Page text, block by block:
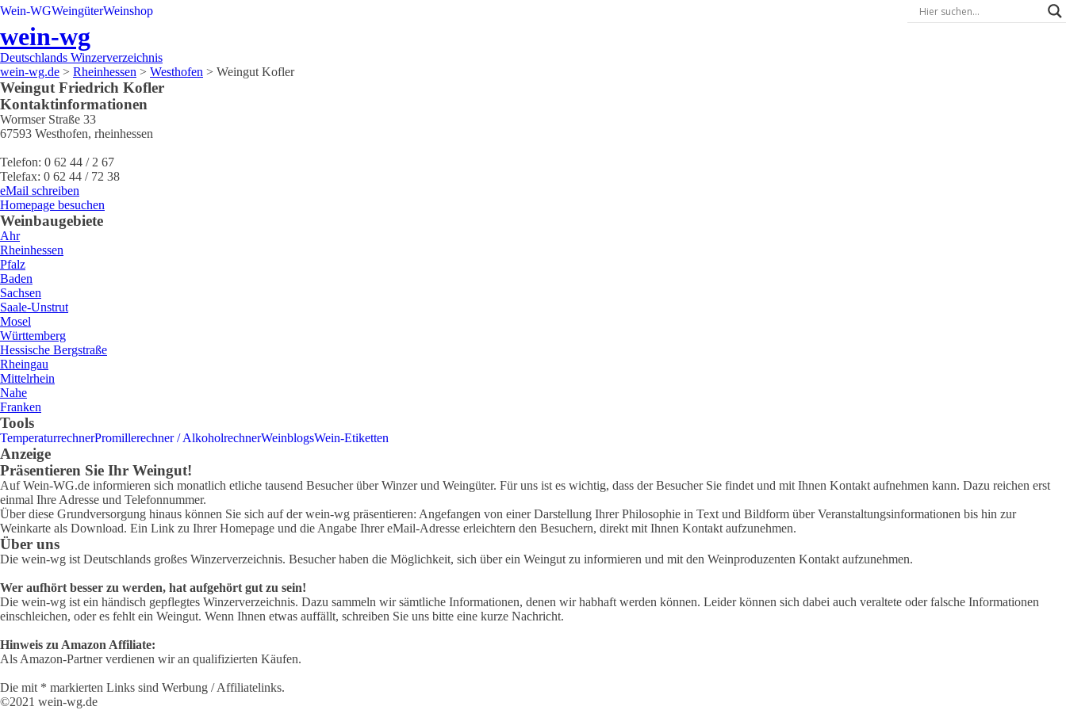
Wein-WGWeingüterWeinshop
wein-wg
Deutschlands Winzerverzeichnis
wein-wg.de > Rheinhessen > Westhofen > Weingut Kofler
Weingut Friedrich Kofler
Kontaktinformationen
Wormser Straße 33
67593 Westhofen, rheinhessen
Telefon: 0 62 44 / 2 67
Telefax: 0 62 44 / 72 38
eMail schreiben
Homepage besuchen
Weinbaugebiete
Ahr
Rheinhessen
Pfalz
Baden
Sachsen
Saale-Unstrut
Mosel
Württemberg
Hessische Bergstraße
Rheingau
Mittelrhein
Nahe
Franken
Tools
TemperaturrechnerPromillerechner / AlkoholrechnerWeinblogsWein-Etiketten
Anzeige
Präsentieren Sie Ihr Weingut!
Auf Wein-WG.de informieren sich monatlich etliche tausend Besucher über Winzer und Weingüter. Für uns ist es wichtig, dass der Besucher Sie findet und mit Ihnen Kontakt aufnehmen kann. Dazu reichen erst
einmal Ihre Adresse und Telefonnummer.
Über diese Grundversorgung hinaus können Sie sich auf der wein-wg präsentieren: Angefangen von einer Darstellung Ihrer Philosophie in Text und Bildform über Veranstaltungsinformationen bis hin zur
Weinkarte als Download. Ein Link zu Ihrer Homepage und die Angabe Ihrer eMail-Adresse erleichtern den Besuchern, direkt mit Ihnen Kontakt aufzunehmen.
Über uns
Die wein-wg ist Deutschlands großes Winzerverzeichnis. Besucher haben die Möglichkeit, sich über ein Weingut zu informieren und mit den Weinproduzenten Kontakt aufzunehmen.
Wer aufhört besser zu werden, hat aufgehört gut zu sein!
Die wein-wg ist ein händisch gepflegtes Winzerverzeichnis. Dazu sammeln wir sämtliche Informationen, denen wir habhaft werden können. Leider können sich dabei auch veraltete oder falsche Informationen
einschleichen, oder es fehlt ein Weingut. Wenn Ihnen etwas auffällt, schreiben Sie uns bitte eine kurze Nachricht.
Hinweis zu Amazon Affiliate:
Als Amazon-Partner verdienen wir an qualifizierten Käufen.
Die mit * markierten Links sind Werbung / Affiliatelinks.
©2021 wein-wg.de